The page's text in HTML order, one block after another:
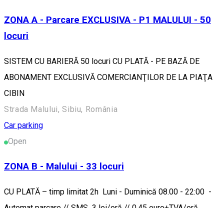
ZONA A - Parcare EXCLUSIVA - P1 MALULUI - 50
locuri
SISTEM CU BARIERĂ 50 locuri CU PLATĂ - PE BAZĂ DE
ABONAMENT EXCLUSIVĂ COMERCIANŢILOR DE LA PIAŢA
CIBIN
Strada Malului, Sibiu, România
Car parking
Open
ZONA B - Malului - 33 locuri
CU PLATĂ – timp limitat 2h Luni - Duminică 08.00 - 22:00 -